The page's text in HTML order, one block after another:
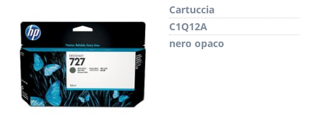
Cartuccia
C1Q12A
nero opaco